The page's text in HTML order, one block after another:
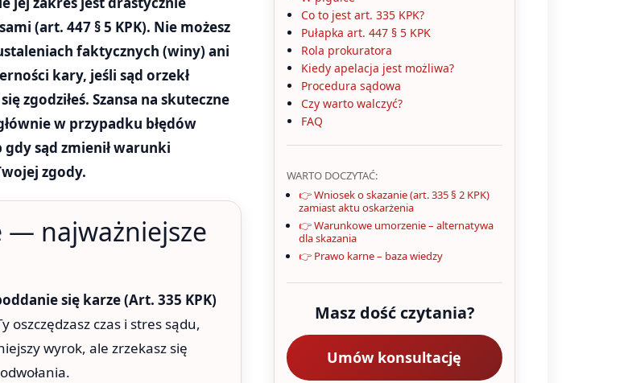
(art. 447 § 5 KPK). Nie możesz
faktycznych (winy) ani
kary, jeśli sąd orzekł
zgodziłeś. Szansa na skuteczne
w przypadku błędów
sąd zmienił warunki
zgody.
— najważniejsze
się karze (Art. 335 KPK)
oszczędzasz czas i stres sądu,
wyrok, ale zrzekasz się
Co to jest art. 335 KPK?
Pułapka art. 447 § 5 KPK
Rola prokuratora
Kiedy apelacja jest możliwa?
Procedura sądowa
Czy warto walczyć?
FAQ
WARTO DOCZYTAĆ:
👉 Wniosek o skazanie (art. 335 § 2 KPK)
zamiast aktu oskarżenia
👉 Warunkowe umorzenie – alternatywa
dla skazania
👉 Prawo karne – baza wiedzy
Masz dość czytania?
Umów konsultację